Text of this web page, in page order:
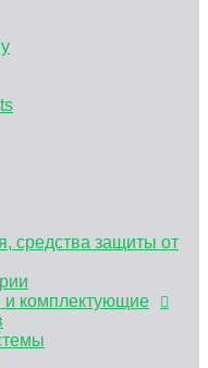
комплектующие
гроутента
BASIC
INDOOR HP master
ECOPRO
LED quantum
средства защиты от
и комплектующие